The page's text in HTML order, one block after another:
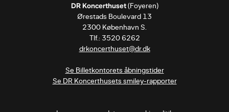
DR Koncerthuset (Foyeren)
Ørestads Boulevard 13
2300 København S.
drkoncerthuset@dr.dk
Se Billetkontorets åbningstider
Se DR Koncerthusets smiley-rapporter